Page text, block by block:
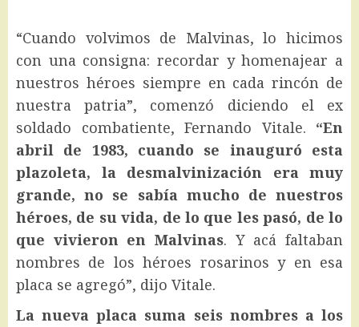
“Cuando volvimos de Malvinas, lo hicimos
con una consigna: recordar y homenajear a
nuestros héroes siempre en cada rincón de
nuestra patria”, comenzó diciendo el ex
soldado combatiente, Fernando Vitale. “En
abril de 1983, cuando se inauguró esta
plazoleta, la desmalvinización era muy
grande, no se sabía mucho de nuestros
héroes, de su vida, de lo que les pasó, de lo
que vivieron en Malvinas. Y acá faltaban
nombres de los héroes rosarinos y en esa
placa se agregó”, dijo Vitale.
La nueva placa suma seis nombres a los